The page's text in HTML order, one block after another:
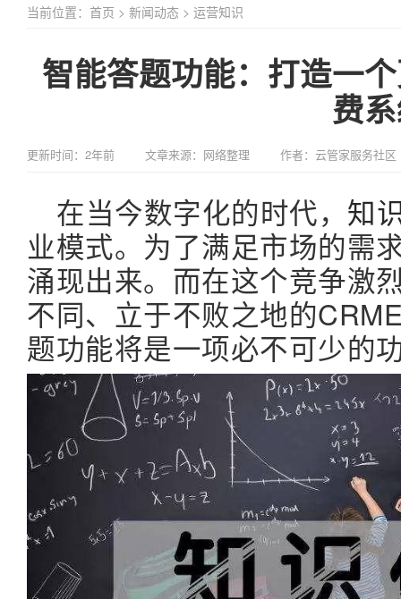
当前位置： 首页 > 新闻动态 > 运营知识
智能答题功能：打造一
费
更新时间：2年前 文章来源：网络整理 作者：云管家服务社区
在当今数字化的时代， 知
业模式。为了满足市场的需
涌现出来。而在这个竞争激
不同、立于不败之地的
题功能将是一项必不可少的